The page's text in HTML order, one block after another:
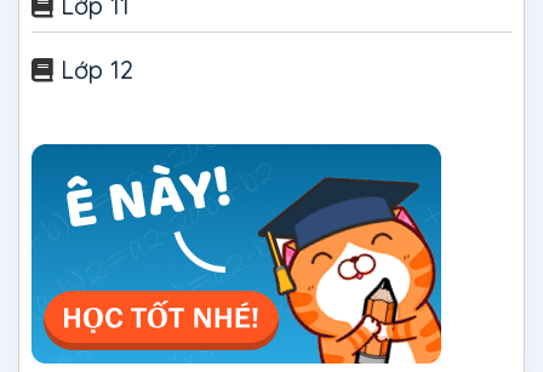
Lớp 12